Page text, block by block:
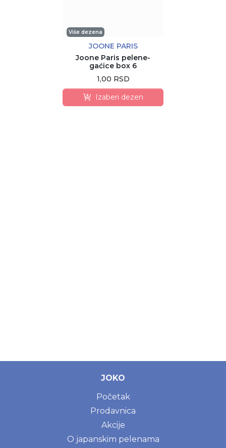
Više dezena
JOONE PARIS
Joone Paris pelene-
gaćice box 6
1,00 RSD
Izaberi dezen
JOKO
Početak
Prodavnica
Akcije
O japanskim pelenama